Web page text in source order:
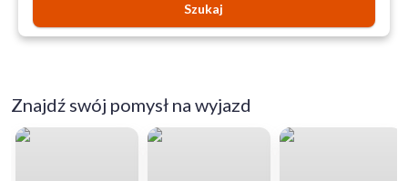
Szukaj
Znajdź swój pomysł na wyjazd